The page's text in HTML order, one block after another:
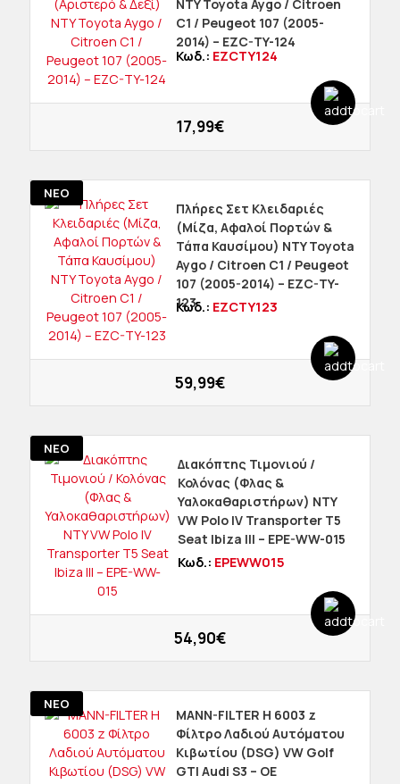
NTY Toyota Aygo / Citroen
C1 / Peugeot 107 (2005-
2014) – EZC-TY-124
Κωδ.: EZCTY124
17,99€
ΝΕΟ
Πλήρες Σετ Κλειδαριές
(Μίζα, Αφαλοί Πορτών &
Τάπα Καυσίμου) NTY Toyota
Aygo / Citroen C1 / Peugeot
107 (2005-2014) – EZC-TY-
123
Κωδ.: EZCTY123
59,99€
ΝΕΟ
Διακόπτης Τιμονιού /
Κολόνας (Φλας &
Υαλοκαθαριστήρων) NTY
VW Polo IV Transporter T5
Seat Ibiza III – EPE-WW-015
Κωδ.: EPEWW015
54,90€
ΝΕΟ
MANN-FILTER H 6003 z
Φίλτρο Λαδιού Αυτόματου
Κιβωτίου (DSG) VW Golf
GTI Audi S3 – OE